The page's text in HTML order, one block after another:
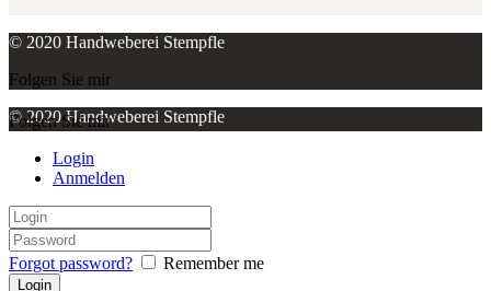
© 2020 Handweberei Stempfle
Folgen Sie mir
© 2020 Handweberei Stempfle
Folgen Sie mir
Login
Anmelden
Forgot password? Remember me